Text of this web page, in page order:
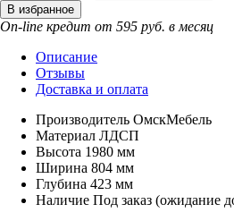
On-line кредит от 595 руб. в месяц
Описание
Отзывы
Доставка и оплата
Производитель ОмскМебель
Материал ЛДСП
Высота 1980 мм
Ширина 804 мм
Глубина 423 мм
Наличие Под заказ (ожидание